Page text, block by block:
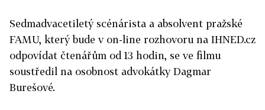
Sedmadvacetiletý scénárista a absolvent pražské
FAMU, který bude v on-line rozhovoru na IHNED.cz
odpovídat čtenářům od 13 hodin, se ve filmu
soustředil na osobnost advokátky Dagmar
Burešové.